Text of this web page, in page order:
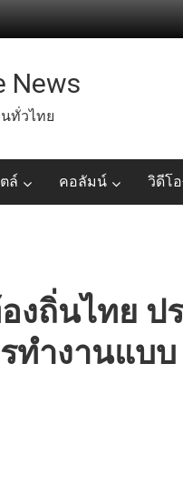
News
ทั่วไทย
ล์ คอลัมน์ วิดีโ
งถิ่นไทย ป
ทำงานแบบ